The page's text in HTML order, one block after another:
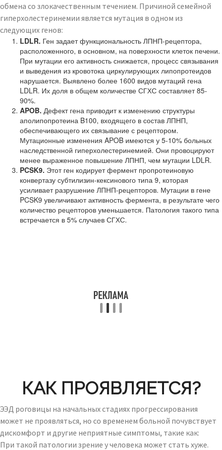
обмена со злокачественным течением. Причиной семейной
гиперхолестеринемии является мутация в одном из
следующих генов:
LDLR. Ген задает функциональность ЛПНП-рецептора,
расположенного, в основном, на поверхности клеток печени.
При мутации его активность снижается, процесс связывания
и выведения из кровотока циркулирующих липопротеидов
нарушается. Выявлено более 1600 видов мутаций гена
LDLR. Их доля в общем количестве СГХС составляет 85-
90%.
APOB. Дефект гена приводит к изменению структуры
аполипопротеина B100, входящего в состав ЛПНП,
обеспечивающего их связывание с рецептором.
Мутационные изменения APOB имеются у 5-10% больных
наследственной гиперхолестеринемией. Они провоцируют
менее выраженное повышение ЛПНП, чем мутации LDLR.
PCSK9. Этот ген кодирует фермент пропротеиновую
конвертазу субтилизин-кексинового типа 9, которая
усиливает разрушение ЛПНП-рецепторов. Мутации в гене
PCSK9 увеличивают активность фермента, в результате чего
количество рецепторов уменьшается. Патология такого типа
встречается в 5% случаев СГХС.
КАК ПРОЯВЛЯЕТСЯ?
ЭЭД роговицы на начальных стадиях прогрессирования
может не проявляться, но со временем больной почувствует
дискомфорт и другие неприятные симптомы, такие как:
При такой патологии зрение у человека может стать хуже.